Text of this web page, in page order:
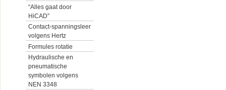
“Alles gaat door
HiCAD”
Contact-spanningsleer
volgens Hertz
Formules rotatie
Hydraulische en
pneumatische
symbolen volgens
NEN 3348